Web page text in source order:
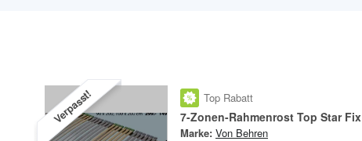
Verpasst! Top Rabatt
7-Zonen-Rahmenrost Top Star Fix
Marke: Von Behren